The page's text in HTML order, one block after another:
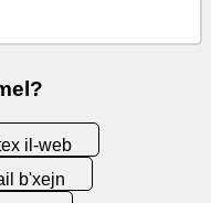
il-web
b'xejn